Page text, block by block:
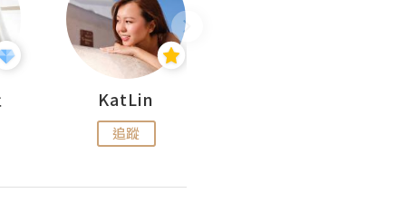
KatLin
追蹤